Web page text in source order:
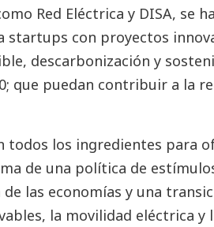
Red Eléctrica y DISA, se
startups con proyectos
descarbonización y
que puedan contribuir a la
todos los ingredientes para
de una política de
las economías y una
la movilidad eléctrica